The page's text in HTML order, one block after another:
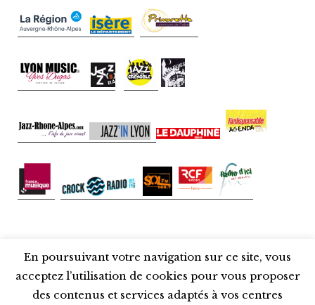
Fièrement propulsé par WordPress
Thème : Libre 2 parAutomattic.
En poursuivant votre navigation sur ce site, vous
acceptez l’utilisation de cookies pour vous proposer
des contenus et services adaptés à vos centres